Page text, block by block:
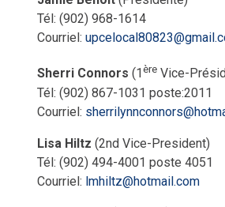
Tél: (902) 968-1614
Courriel:u
Sherri Connors (1ère Vice-
Tél: (902) 867-1031 poste:2011
Courriel:
Lisa Hiltz (2nd Vice-President)
Tél: (902) 494-4001 poste 4051
Courriel: lmhiltz@hotmail.com